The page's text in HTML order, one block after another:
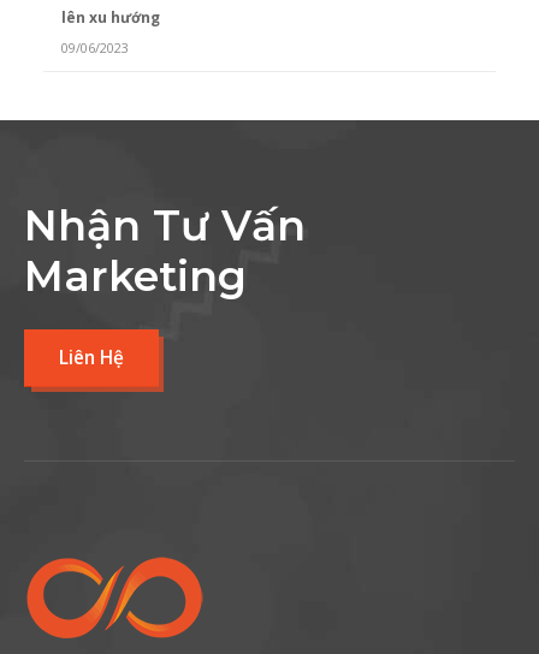
lên xu hướng
09/06/2023
Nhận Tư Vấn
Marketing
Liên Hệ